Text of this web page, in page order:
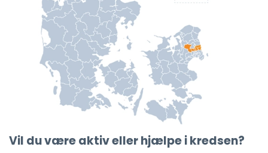
Vil du være aktiv eller hjælpe i kredsen?